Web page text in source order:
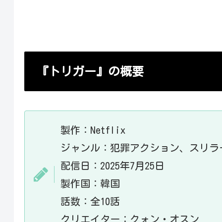
『トリガー』系統
『トリガー』の概要
製作：Netflix
ジャンル：犯罪アクション、スリラ
配信日：2025年7月25日
製作国：韓国
話数：全10話
クリエイター：クォン・オスン